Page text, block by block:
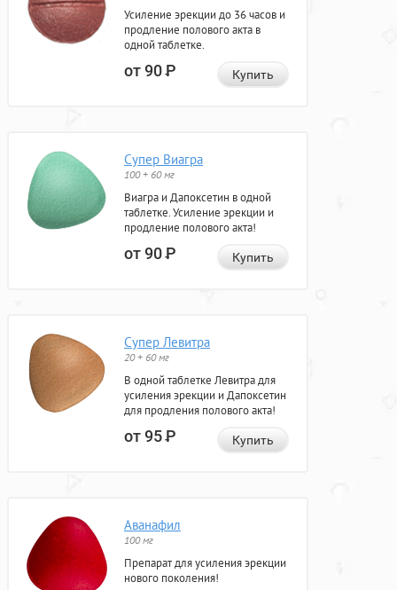
Усиление эрекции до 36 часов и
продление полового акта в
одной таблетке.
от 90Р Купить
Супер Виагра
100 + 60 мг
Виагра и Дапоксетин в одной
таблетке. Усиление эрекции и
продление полового акта!
от 90Р Купить
Супер Левитра
20 + 60 мг
В одной таблетке Левитра для
усиления эрекции и Дапоксетин
для продления полового акта!
от 95Р Купить
Аванафил
100 мг
Препарат для усиления эрекции
нового поколения!